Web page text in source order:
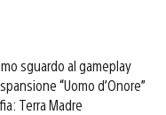
sguardo al gameplay
“Uomo d’Onore”
Terra Madre